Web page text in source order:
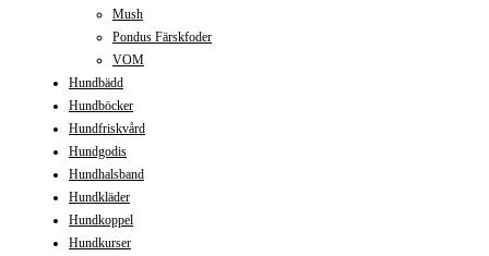
Mush
Pondus Färskfoder
VOM
Hundbädd
Hundböcker
Hundfriskvård
Hundgodis
Hundhalsband
Hundkläder
Hundkoppel
Hundkurser